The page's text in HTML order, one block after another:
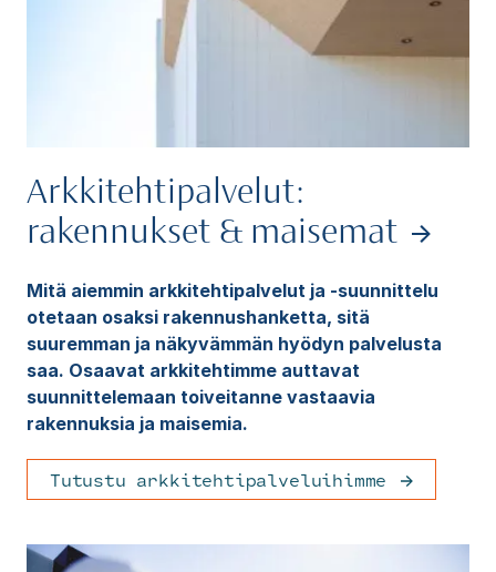
Arkkitehtipalvelut:
rakennukset & maisemat
Mitä aiemmin arkkitehtipalvelut ja -suunnittelu
otetaan osaksi rakennushanketta, sitä
suuremman ja näkyvämmän hyödyn palvelusta
saa. Osaavat arkkitehtimme auttavat
suunnittelemaan toiveitanne vastaavia
rakennuksia ja maisemia.
Tutustu arkkitehtipalveluihimme